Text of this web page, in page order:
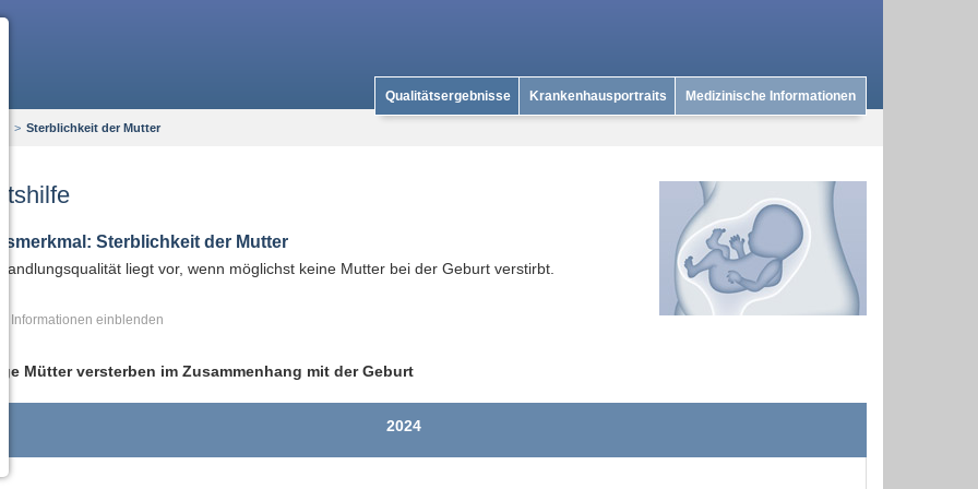
Qualitätsergebnisse Krankenhausportraits Medizinische Informationen
> Sterblichkeit der Mutter
Sterblichkeit der Mutter
liegt vor, wenn möglichst keine Mutter bei der Geburt verstirbt.
Informationen
Mütter versterben im Zusammenhang mit der Geburt
2024